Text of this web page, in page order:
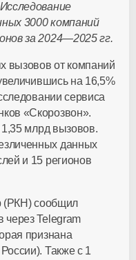
3000 компаний
за2024—2025 гг.
вызовов от компаний
на 16,5%
сервиса
«Скорозвон».
1,35 млрд вызовов.
данных
и 15 регионов
(РКН) сообщил
через Telegram
признана
Также с 1